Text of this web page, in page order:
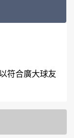
符合廣大球友